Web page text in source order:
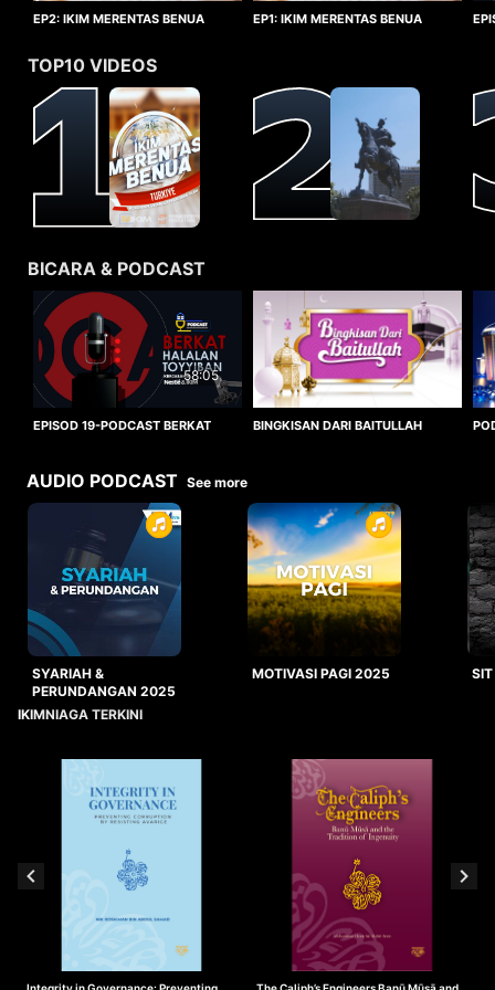
EP2: IKIM MERENTAS BENUA
EP1: IKIM MERENTAS BENUA
TOP10 VIDEOS
BICARA & PODCAST
58:05
EPISOD 19-PODCAST BERKAT
BINGKISAN DARI BAITULLAH
AUDIO PODCAST See more
SYARIAH &
PERUNDANGAN 2025
MOTIVASI PAGI 2025
IKIMNIAGA TERKINI